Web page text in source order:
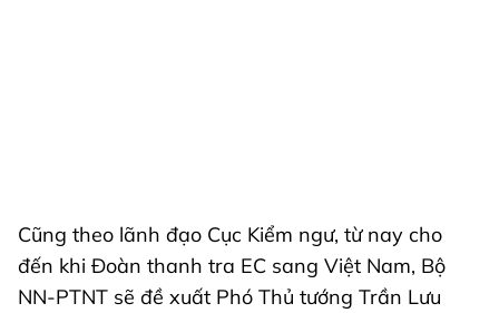
Cũng theo lãnh đạo Cục Kiểm ngư, từ nay cho
đến khi Đoàn thanh tra EC sang Việt Nam, Bộ
NN-PTNT sẽ đề xuất Phó Thủ tướng Trần Lưu